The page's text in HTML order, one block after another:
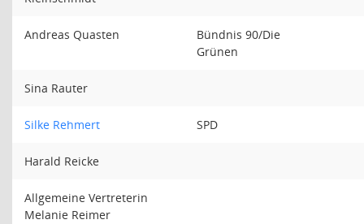
Andreas Quasten
Bündnis 90/Die
Grünen
Sina Rauter
Silke Rehmert SPD
Harald Reicke
Allgemeine Vertreterin
Melanie Reimer